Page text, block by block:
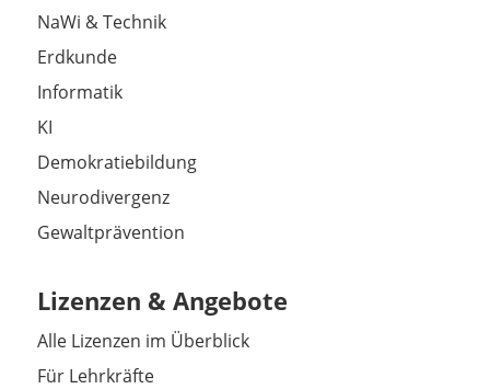
NaWi & Technik
Erdkunde
Informatik
KI
Demokratiebildung
Neurodivergenz
Gewaltprävention
Lizenzen & Angebote
Alle Lizenzen im Überblick
Für Lehrkräfte